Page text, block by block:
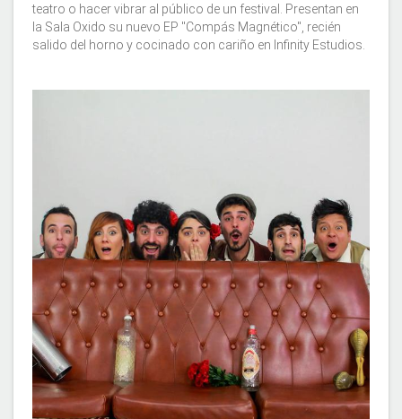
teatro o hacer vibrar al público de un festival. Presentan en
la Sala Oxido su nuevo EP "Compás Magnético", recién
salido del horno y cocinado con cariño en Infinity Estudios.